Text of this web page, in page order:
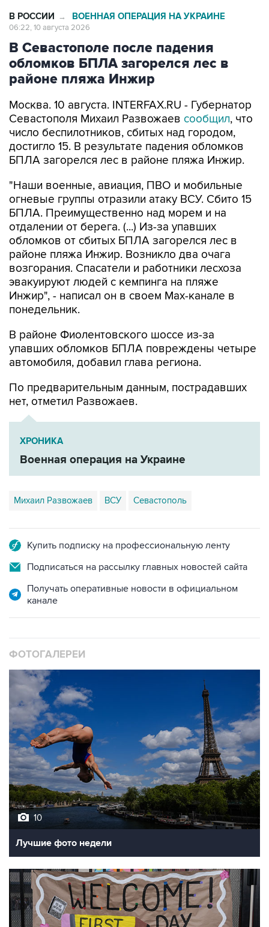
В РОССИИ → ВОЕННАЯ ОПЕРАЦИЯ НА УКРАИНЕ
06:22, 10 августа 2026
В Севастополе после падения
обломков БПЛА загорелся лес в
районе пляжа Инжир
Москва. 10 августа. INTERFAX.RU - Губернатор
Севастополя Михаил Развожаев сообщил, что
число беспилотников, сбитых над городом,
достигло 15. В результате падения обломков
БПЛА загорелся лес в районе пляжа Инжир.
"Наши военные, авиация, ПВО и мобильные
огневые группы отразили атаку ВСУ. Сбито 15
БПЛА. Преимущественно над морем и на
отдалении от берега. (...) Из-за упавших
обломков от сбитых БПЛА загорелся лес в
районе пляжа Инжир. Возникло два очага
возгорания. Спасатели и работники лесхоза
эвакуируют людей с кемпинга на пляже
Инжир", - написал он в своем Мах-канале в
понедельник.
В районе Фиолентовского шоссе из-за
упавших обломков БПЛА повреждены четыре
автомобиля, добавил глава региона.
По предварительным данным, пострадавших
нет, отметил Развожаев.
ХРОНИКА
Военная операция на Украине
Михаил Развожаев ВСУ Севастополь
Купить подписку на профессиональную ленту
Подписаться на рассылку главных новостей сайта
Получать оперативные новости в официальном
канале
ФОТОГАЛЕРЕИ
10
Лучшие фото недели